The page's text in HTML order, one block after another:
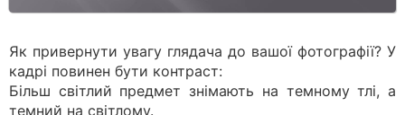
Як привернути увагу глядача до вашої фотографії? У
кадрі повинен бути контраст:
Більш світлий предмет знімають на темному тлі, а
темний на світлому.